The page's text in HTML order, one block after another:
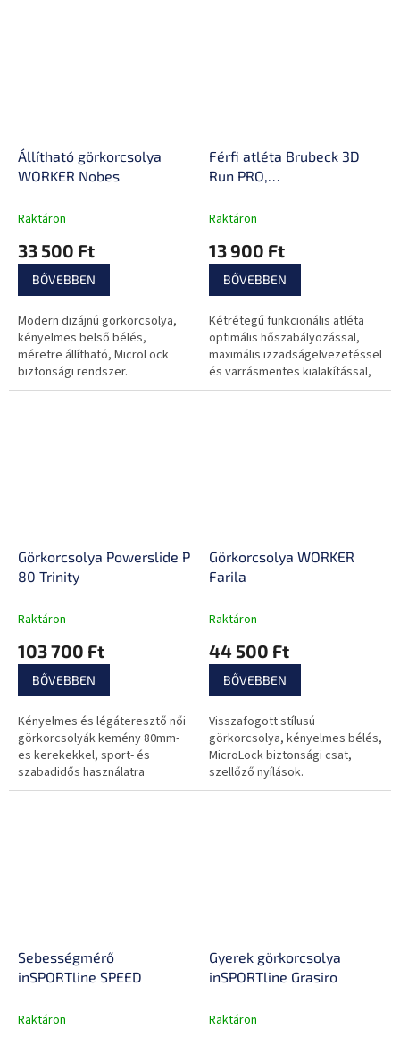
Állítható görkorcsolya
WORKER Nobes
Raktáron
33 500 Ft
BŐVEBBEN
Modern dizájnú görkorcsolya,
kényelmes belső bélés,
méretre állítható, MicroLock
biztonsági rendszer.
Férfi atléta Brubeck 3D
Run PRO,
hőszigetelés,
szagképződést,
alkalmazkodó anyag
Raktáron
13 900 Ft
BŐVEBBEN
Kétrétegű funkcionális atléta
optimális hőszabályozással,
maximális izzadságelvezetéssel
és varrásmentes kialakítással,
alkalmas fizikailag megterhelő
Görkorcsolya Powerslide Phuzion Argon Rose
80 Trinity
Raktáron
103 700 Ft
BŐVEBBEN
Kényelmes és légáteresztő női
görkorcsolyák kemény 80mm-
es kerekekkel, sport- és
szabadidős használatra
egyaránt! Jól kiegyensúlyozott
Görkorcsolya WORKER
Farila
Raktáron
44 500 Ft
BŐVEBBEN
Visszafogott stílusú
görkorcsolya, kényelmes bélés,
MicroLock biztonsági csat,
szellőző nyílások.
Sebességmérő
inSPORTline SPEED
Raktáron
Gyerek görkorcsolya
inSPORTline Grasiro
Raktáron